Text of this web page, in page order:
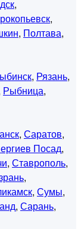
,
,
, Полтава,
, Рязань,
Рыбница,
, Саратов,
Посад,
, Ставрополь,
,
, Сумы,
, Сарань,